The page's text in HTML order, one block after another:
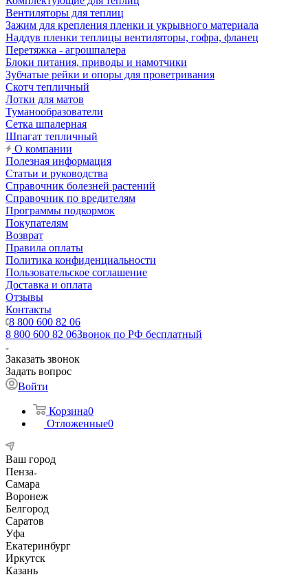
Вентиляторы для теплиц
Зажим для крепления пленки и укрывного материала
Наддув пленки теплицы вентиляторы, гофра, фланец
Перетяжка - агрошпалера
Блоки питания, приводы и намотчики
Зубчатые рейки и опоры для проветривания
Скотч тепличный
Лотки для матов
Туманообразователи
Сетка шпалерная
Шпагат тепличный
О компании
Полезная информация
Статьи и руководства
Справочник болезней растений
Справочник по вредителям
Программы подкормок
Покупателям
Возврат
Правила оплаты
Политика конфиденциальности
Пользовательское соглашение
Доставка и оплата
Отзывы
Контакты
8 800 600 82 06
8 800 600 82 06Звонок по РФ бесплатный
Заказать звонок
Задать вопрос
Войти
Корзина0
Отложенные0
Ваш город
Пенза
Самара
Воронеж
Белгород
Саратов
Уфа
Екатеринбург
Иркутск
Казань